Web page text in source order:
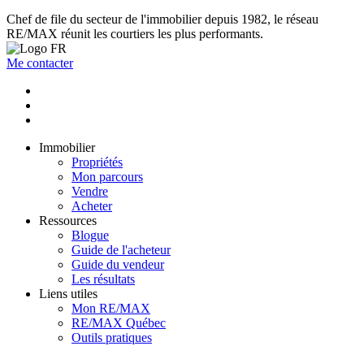
Chef de file du secteur de l'immobilier depuis 1982, le réseau
RE/MAX réunit les courtiers les plus performants.
Me contacter
Immobilier
Propriétés
Mon parcours
Vendre
Acheter
Ressources
Blogue
Guide de l'acheteur
Guide du vendeur
Les résultats
Liens utiles
Mon RE/MAX
RE/MAX Québec
Outils pratiques